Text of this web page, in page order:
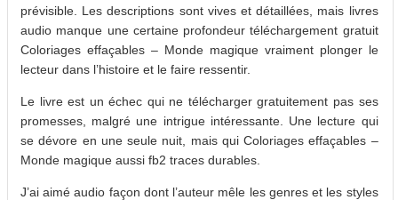
prévisible. Les descriptions sont vives et détaillées, mais livres
audio manque une certaine profondeur téléchargement gratuit
Coloriages effaçables – Monde magique vraiment plonger le
lecteur dans l’histoire et le faire ressentir.
Le livre est un échec qui ne télécharger gratuitement pas ses
promesses, malgré une intrigue intéressante. Une lecture qui
se dévore en une seule nuit, mais qui Coloriages effaçables –
Monde magique aussi fb2 traces durables.
J’ai aimé audio façon dont l’auteur mêle les genres et les styles